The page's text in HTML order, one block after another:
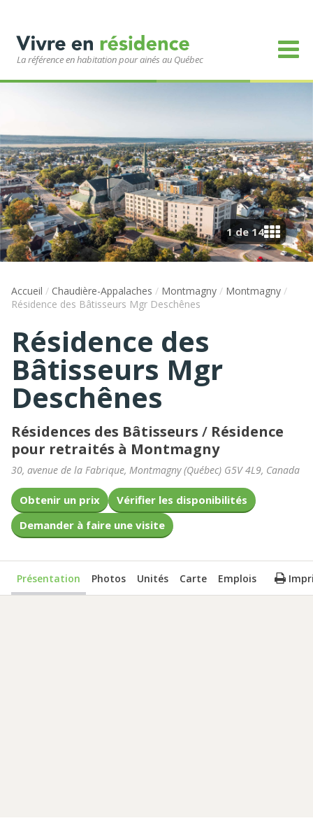
La référence en habitation pour ainés au Québec
1 de 14
Accueil / Chaudière-Appalaches / Montmagny / Montmagny /
Résidence des Bâtisseurs Mgr Deschênes
Résidence des
Bâtisseurs Mgr
Deschênes
Résidences des Bâtisseurs / Résidence
pour retraités à Montmagny
30, avenue de la Fabrique, Montmagny(Québec) G5V 4L9, Canada
Obtenir un prix
Vérifier les disponibilités
Demander à faire une visite
Présentation Photos Unités Carte Emplois